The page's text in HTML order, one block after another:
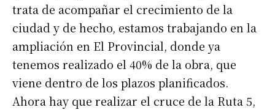
trata de acompañar el crecimiento de la
ciudad y de hecho, estamos trabajando en la
ampliación en El Provincial, donde ya
tenemos realizado el 40% de la obra, que
viene dentro de los plazos planificados.
Ahora hay que realizar el cruce de la Ruta 5,